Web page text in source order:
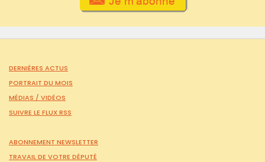
DERNIÈRES ACTUS
PORTRAIT DU MOIS
MÉDIAS / VIDÉOS
SUIVRE LE FLUX RSS
ABONNEMENT NEWSLETTER
TRAVAIL DE VOTRE DÉPUTÉ